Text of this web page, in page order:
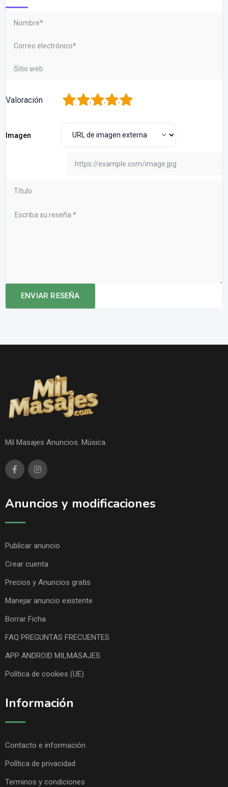
Valoración 5
4
3
2
Imagen
Mil Masajes Anuncios. Música.
Anuncios y modificaciones
Publicar anuncio
Crear cuenta
Precios y Anuncios gratis
Manejar anuncio existente
Borrar Ficha
FAQ PREGUNTAS FRECUENTES
APP ANDROID MILMASAJES
Política de cookies (UE)
Información
Contacto e información
Política de privacidad
Terminos y condiciones